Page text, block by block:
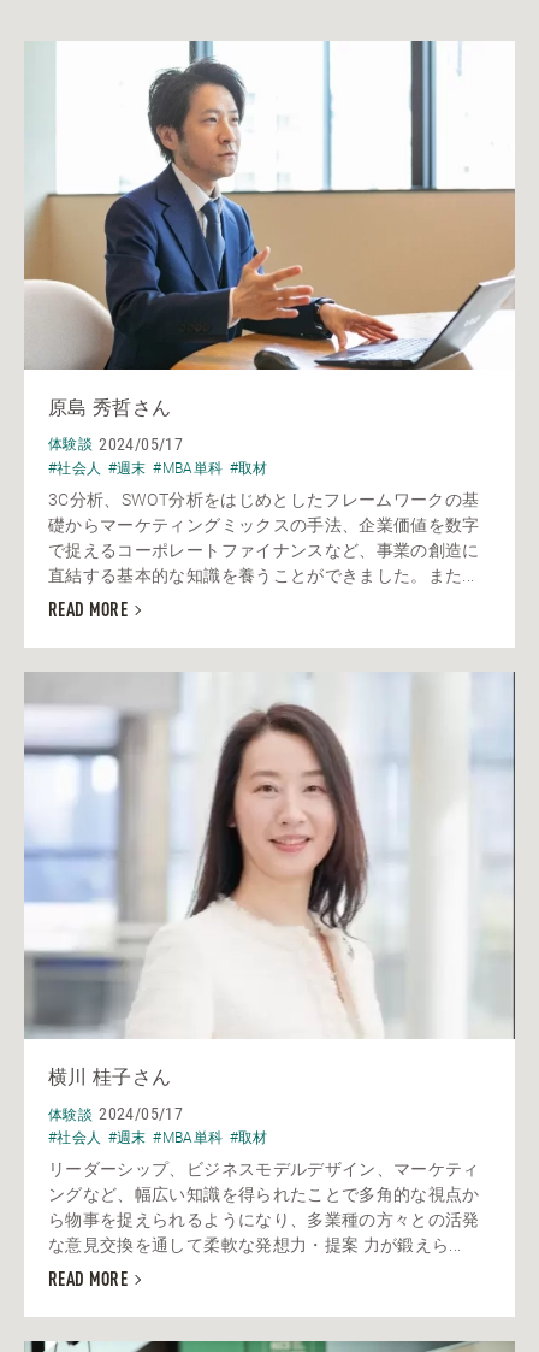
原島 秀哲さん
体験談 2024/05/17
#社会人 #週末 #MBA単科 #取材
3C分析、SWOT分析をはじめとしたフレームワークの基
礎からマーケティングミックスの手法、企業価値を数字
で捉えるコーポレートファイナンスなど、事業の創造に
直結する基本的な知識を養うことができました。また...
READ MORE
横川 桂子さん
体験談 2024/05/17
#社会人 #週末 #MBA単科 #取材
リーダーシップ、ビジネスモデルデザイン、マーケティ
ングなど、幅広い知識を得られたことで多角的な視点か
ら物事を捉えられるようになり、多業種の方々との活発
な意見交換を通して柔軟な発想力・提案 力が鍛えら...
READ MORE